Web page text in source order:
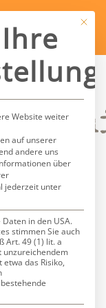
Mit
Website weiter
auf unserer
andere uns
über
jederzeit unter
in den USA.
stimmen Sie auch
Art. 49 (1) lit. a
unzureichendem
das Risiko,